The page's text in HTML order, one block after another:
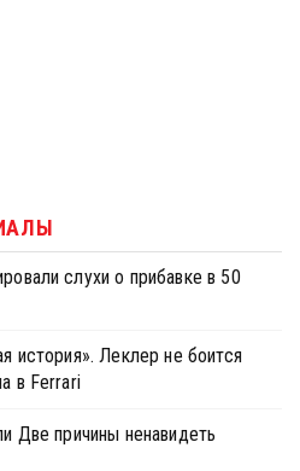
слухи о прибавке в 50
история». Леклер не боится
в Ferrari
Две причины ненавидеть